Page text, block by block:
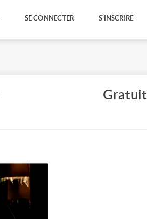
SE CONNECTER S'INSCRIRE
Gratuit